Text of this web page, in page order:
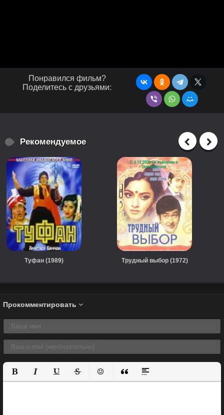
Понравился фильм?
Поделитесь с друзьями:
Рекомендуемое
Туфан (1989) Трудный выбор (1972)
Прокомментировать
Полужирный
КурсивПодчеркнутый
ЗачеркнутыйВставить смайлик
Вставка цитаты
Вставка спойлера